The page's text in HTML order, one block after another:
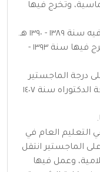
وتخرج فيها
- ١٣٩٠ هـ.
• ثم التحق بكلية الشريعة بالرياض وتخرج فيها سنة ١٣٩٣ -
درجة الماجستير
في القرآن وعلومه سنة ١٤٠١ هـ، وعلى درجة الدكتوراه سنة ١٤٠٧
التعليم العام في
الماجستير انتقل
وعمل فيها